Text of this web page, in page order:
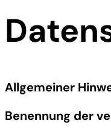
Allgemeiner
Benennung der